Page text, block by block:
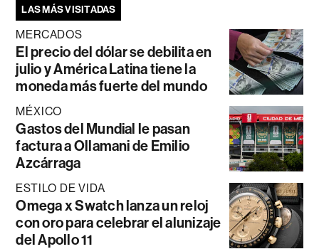
LAS MÁS VISITADAS
MERCADOS
El precio del dólar se debilita en
julio y América Latina tiene la
moneda más fuerte del mundo
MÉXICO
Gastos del Mundial le pasan
factura a Ollamani de Emilio
Azcárraga
ESTILO DE VIDA
Omega x Swatch lanza un reloj
con oro para celebrar el alunizaje
del Apollo 11